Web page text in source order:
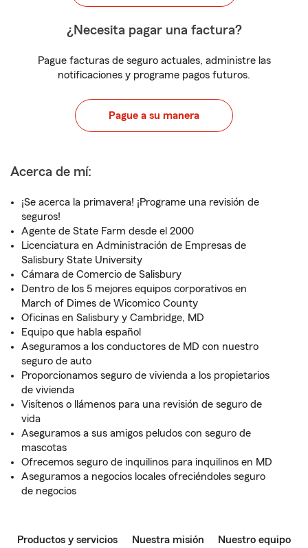
¿Necesita pagar una factura?
Pague facturas de seguro actuales, administre las
notificaciones y programe pagos futuros.
Pague a su manera
Acerca de mí:
¡Se acerca la primavera! ¡Programe una revisión de
seguros!
Agente de State Farm desde el 2000
Licenciatura en Administración de Empresas de
Salisbury State University
Cámara de Comercio de Salisbury
Dentro de los 5 mejores equipos corporativos en
March of Dimes de Wicomico County
Oficinas en Salisbury y Cambridge, MD
Equipo que habla español
Aseguramos a los conductores de MD con nuestro
seguro de auto
Proporcionamos seguro de vivienda a los propietarios
de vivienda
Visítenos o llámenos para una revisión de seguro de
vida
Aseguramos a sus amigos peludos con seguro de
mascotas
Ofrecemos seguro de inquilinos para inquilinos en MD
Aseguramos a negocios locales ofreciéndoles seguro
de negocios
Productos y servicios Nuestra misión Nuestro equipo